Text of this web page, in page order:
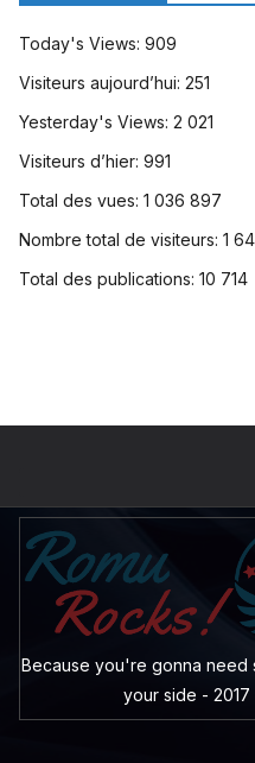
Today's Views: 909
Visiteurs aujourd’hui: 251
Yesterday's Views: 2 021
Visiteurs d’hier: 991
Total des vues: 1 036 897
Nombre total de visiteurs: 1
Total des publications: 10 714
Because you're gonna need
your side - 2017